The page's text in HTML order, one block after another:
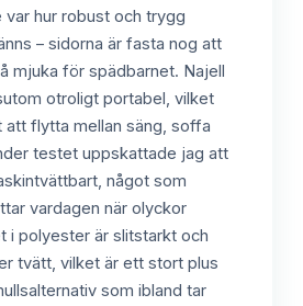
hur robust och trygg
– sidorna är fasta nog att
mjuka för spädbarnet. Najell
otroligt portabel, vilket
flytta mellan säng, soffa
testet uppskattade jag att
något som
vardagen när olyckor
i polyester är slitstarkt och
tvätt, vilket är ett stort plus
som ibland tar